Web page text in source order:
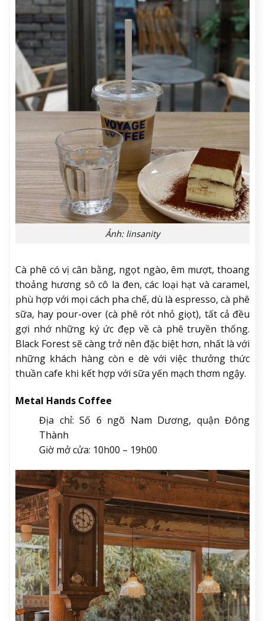
Ảnh: linsanity
Cà phê có vị cân bằng, ngọt ngào, êm mượt, thoang
thoảng hương sô cô la đen, các loại hạt và caramel,
phù hợp với mọi cách pha chế, dù là espresso, cà phê
sữa, hay pour-over (cà phê rót nhỏ giọt), tất cả đều
gợi nhớ những ký ức đẹp về cà phê truyền thống.
Black Forest sẽ càng trở nên đặc biệt hơn, nhất là với
những khách hàng còn e dè với việc thưởng thức
thuần cafe khi kết hợp với sữa yến mạch thơm ngậy.
Metal Hands Coffee
Địa chỉ: Số 6 ngõ Nam Dương, quận Đông
Thành
Giờ mở cửa: 10h00 – 19h00